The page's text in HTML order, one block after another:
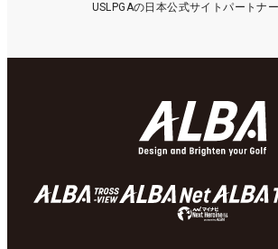
USLPGAの日本公式サイトパートナー